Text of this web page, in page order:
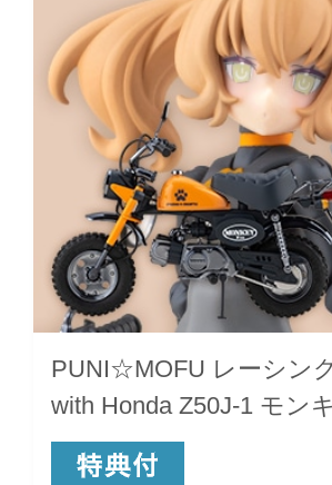
PUNI☆MOFU レーシン
with Honda Z50J-1 モン